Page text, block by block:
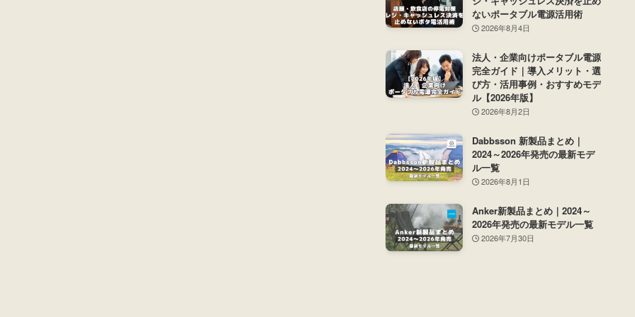
ないポータブル電源活用術
2026年8月4日
法人・企業向けポータブル電源
完全ガイド｜導入メリット・選
び方・活用事例・おすすめモデ
ル【2026年版】
2026年8月2日
Dabbsson 新製品まとめ｜
2024～2026年発売の最新モデ
ル一覧
2026年8月1日
Anker新製品まとめ｜2024～
2026年発売の最新モデル一覧
2026年7月30日